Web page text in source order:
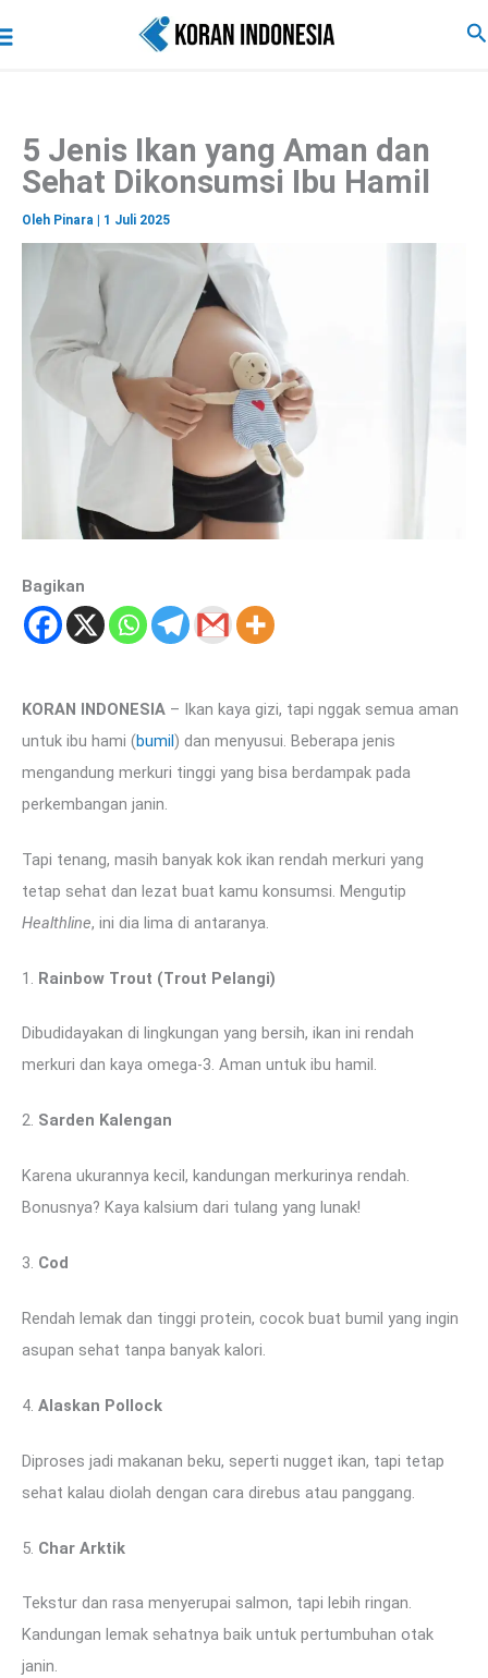
ke
5 Jenis Ikan yang Aman dan
Sehat Dikonsumsi Ibu Hamil
Oleh Pinara 1 Juli 2025
Bagikan
KORAN INDONESIA – Ikan kaya gizi, tapi nggak semua aman
untuk ibu hami (bumil) dan menyusui. Beberapa jenis
mengandung merkuri tinggi yang bisa berdampak pada
perkembangan janin.
Tapi tenang, masih banyak kok ikan rendah merkuri yang
tetap sehat dan lezat buat kamu konsumsi. Mengutip
Healthline, ini dia lima di antaranya.
1. Rainbow Trout (Trout Pelangi)
Dibudidayakan di lingkungan yang bersih, ikan ini rendah
merkuri dan kaya omega-3. Aman untuk ibu hamil.
2. Sarden Kalengan
Karena ukurannya kecil, kandungan merkurinya rendah.
Bonusnya? Kaya kalsium dari tulang yang lunak!
3. Cod
Rendah lemak dan tinggi protein, cocok buat bumil yang ingin
asupan sehat tanpa banyak kalori.
4. Alaskan Pollock
Diproses jadi makanan beku, seperti nugget ikan, tapi tetap
sehat kalau diolah dengan cara direbus atau panggang.
5. Char Arktik
Tekstur dan rasa menyerupai salmon, tapi lebih ringan.
Kandungan lemak sehatnya baik untuk pertumbuhan otak
janin.